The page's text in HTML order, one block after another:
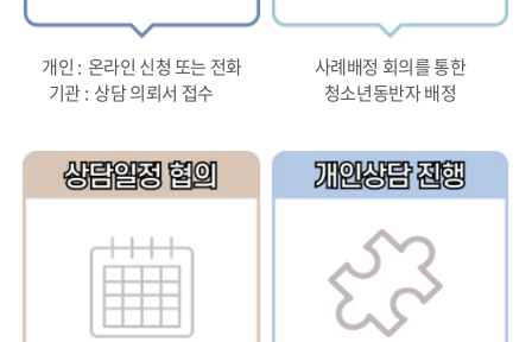
개인 : 온라인 신청 또는 전화
기관 : 상담 의뢰서 접수
사례배정 회의를 통한
청소년동반자 배정